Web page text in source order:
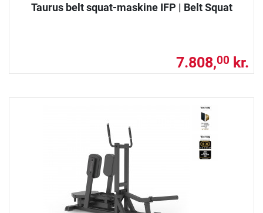
Taurus belt squat-maskine IFP | Belt Squat
7.808,00 kr.